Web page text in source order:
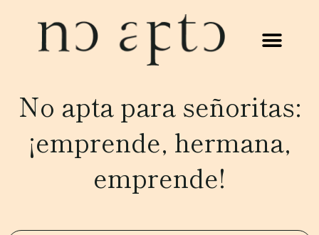
No apta para señoritas:
¡emprende, hermana,
emprende!